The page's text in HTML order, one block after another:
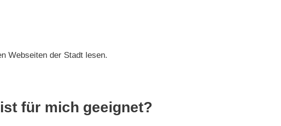
Webseiten der Stadt lesen.
für mich geeignet?